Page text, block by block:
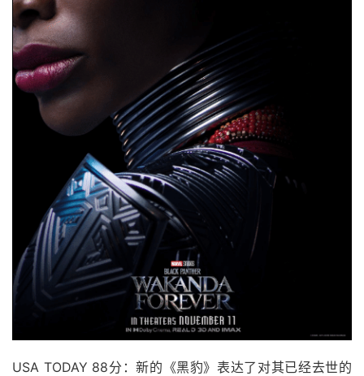
USA TODAY 88分：新的《黑豹》表达了对其已经去世的